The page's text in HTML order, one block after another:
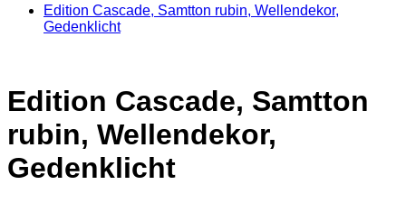
Edition Cascade, Samtton rubin, Wellendekor,
Gedenklicht
Edition Cascade, Samtton
rubin, Wellendekor,
Gedenklicht